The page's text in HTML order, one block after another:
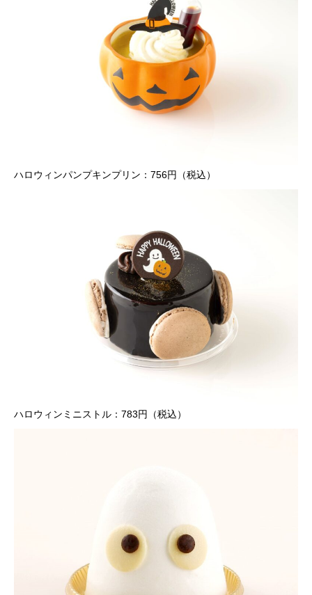
ハロウィンパンプキンプリン：756円（税込）
ハロウィンミニストル：783円（税込）